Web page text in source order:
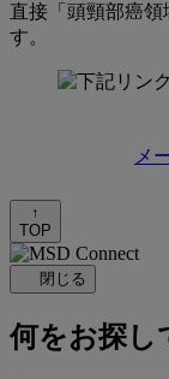
直接「頭頸部癌
す。
メ
↑
TOP
閉じる
何をお探し